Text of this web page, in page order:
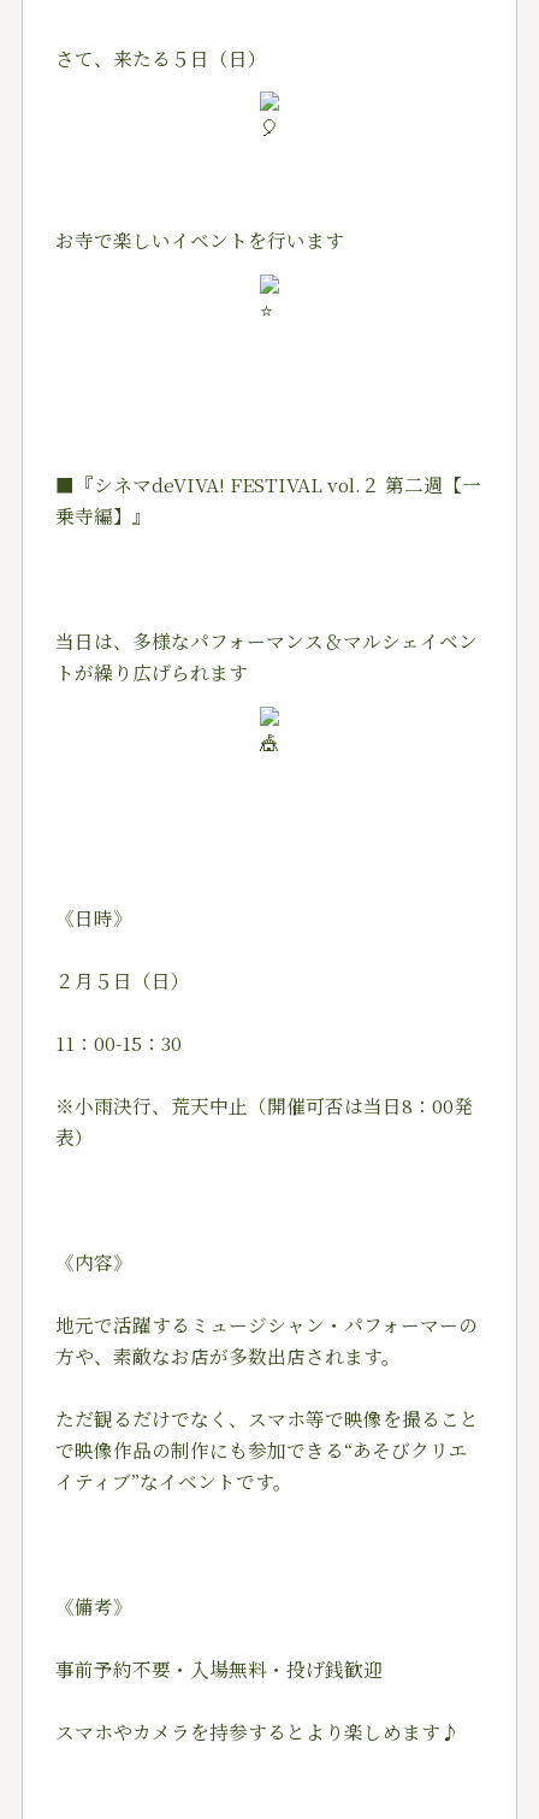
さて、来たる５日（日）
お寺で楽しいイベントを行います
■『シネマdeVIVA! FESTIVAL vol.２ 第二週【一
乗寺編】』
当日は、多様なパフォーマンス＆マルシェイベン
トが繰り広げられます
《日時》
２月５日（日）
11：00-15：30
※小雨決行、荒天中止（開催可否は当日8：00発
表）
《内容》
地元で活躍するミュージシャン・パフォーマーの
方や、素敵なお店が多数出店されます。
ただ観るだけでなく、スマホ等で映像を撮ること
で映像作品の制作にも参加できる“あそびクリエ
イティブ”なイベントです。
《備考》
事前予約不要・入場無料・投げ銭歓迎
スマホやカメラを持参するとより楽しめます♪